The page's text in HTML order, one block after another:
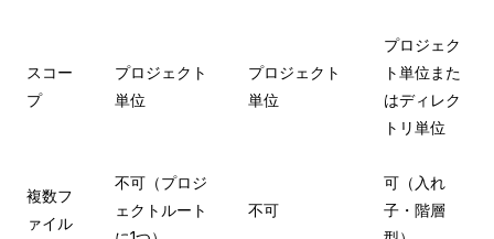
スコー
プ
プロジェクト
単位
プロジェクト
単位
プロジェク
ト単位また
はディレク
トリ単位
複数フ
ァイル
不可（プロジ
ェクトルート
不可
可（入れ
子・階層